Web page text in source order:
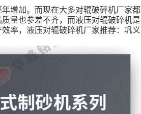
增加。而现在大多对辊破碎机厂家都
量也参差不齐，而液压对辊破碎机是
率，液压对辊破碎机厂家推荐：巩义